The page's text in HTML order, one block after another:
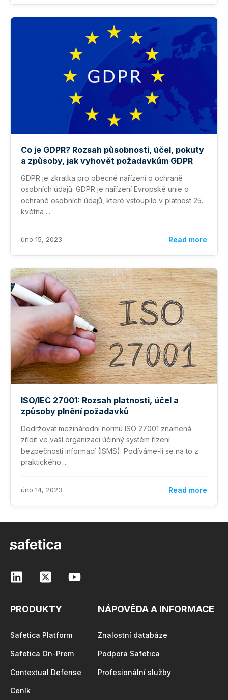
Co je GDPR? Rozsah působnosti, účel, pokuty
a způsoby, jak vyhovět požadavkům GDPR
GDPR je zkratka pro obecné nařízení o ochraně
osobních údajů. GDPR je nařízení Evropské unie o
ochraně osobních údajů, které vstoupilo v platnost 25.
května ...
úno 15, 2023 Read more
ISO/IEC 27001: Rozsah platnosti, účel a
způsoby plnění požadavků
Dodržovat mezinárodní normu ISO 27001 znamená
zřídit ve vaší organizaci účinný systém řízení
bezpečnosti informací (ISMS). Podíváme-li se na to z
praktického ...
úno 14, 2023 Read more
PRODUKTY
Safetica Platform
Safetica On-Prem
Contextual Defense
Ceník
NÁPOVĚDA A INFORMACE
Znalostní databáze
Podpora Safetica
Profesionální služby